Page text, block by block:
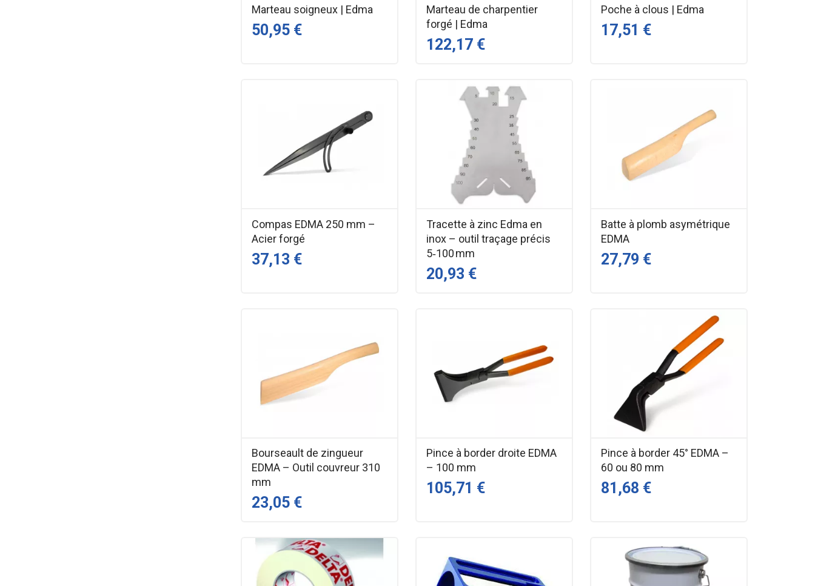
Marteau soigneux | Edma
50,95 €
Marteau de charpentier
forgé | Edma
122,17 €
Poche à clous | Edma
17,51 €
Compas EDMA 250 mm –
Acier forgé
37,13 €
Tracette à zinc Edma en
inox – outil traçage précis
5‑100 mm
20,93 €
Batte à plomb asymétrique
EDMA
27,79 €
Bourseault de zingueur
EDMA – Outil couvreur 310
mm
23,05 €
Pince à border droite EDMA
– 100 mm
105,71 €
Pince à border 45° EDMA –
60 ou 80 mm
81,68 €